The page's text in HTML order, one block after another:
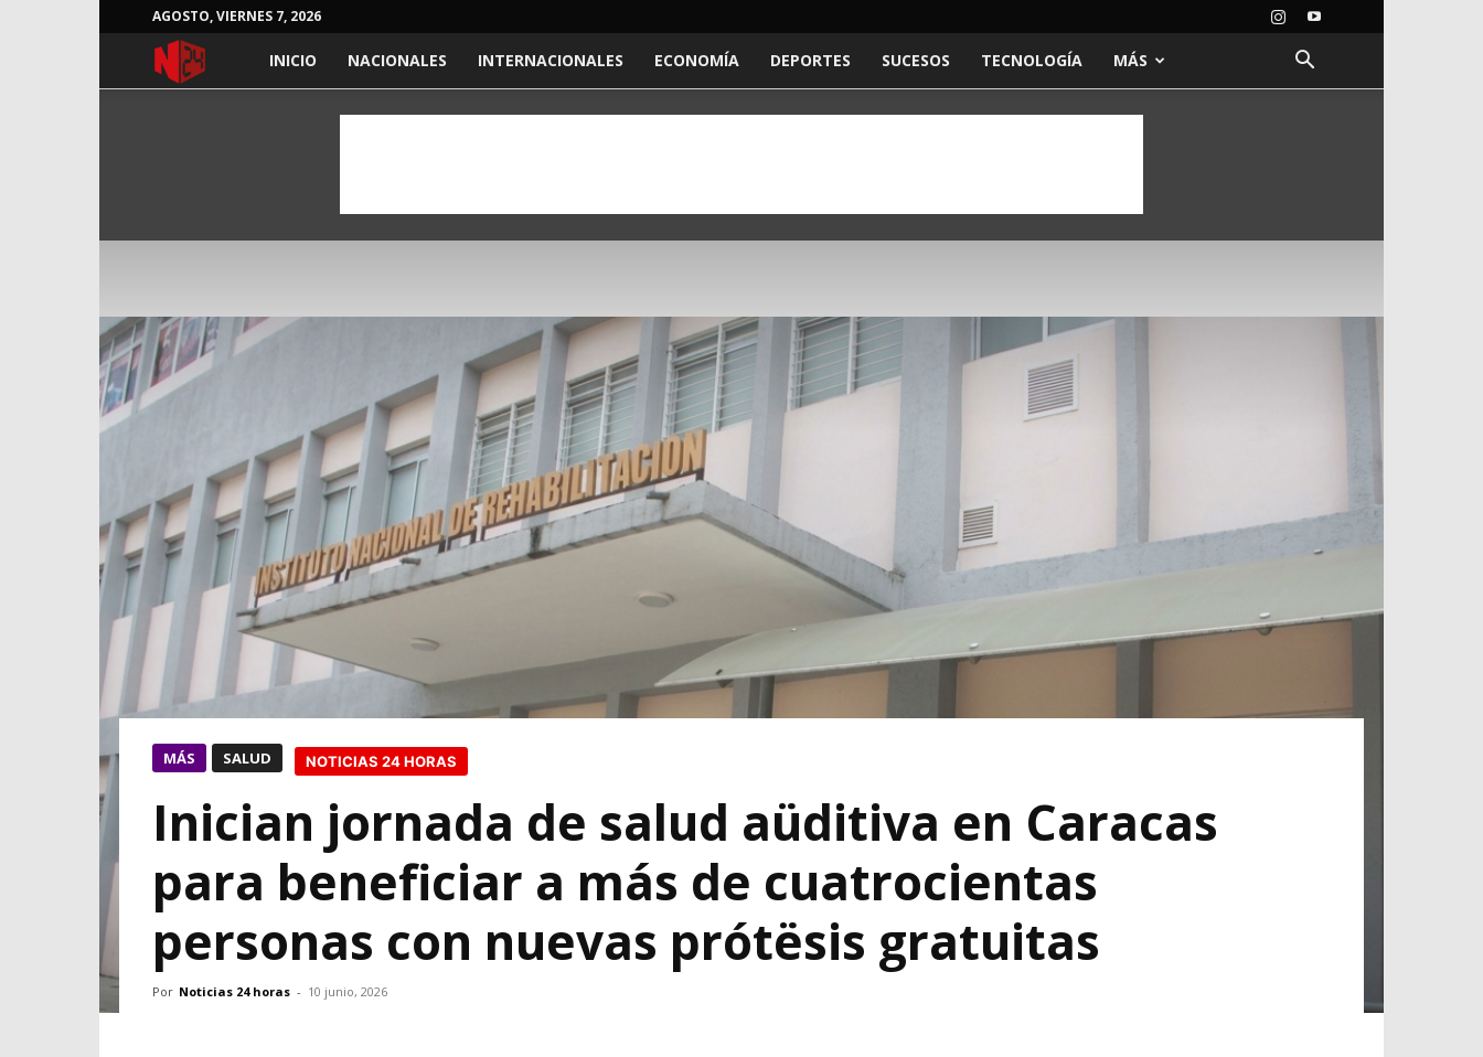
AGOSTO, VIERNES 7, 2026
NOTICIASINICIO NACIONALES INTERNACIONALES ECONOMÍA DEPORTES SUCESOS TECNOLOGÍA MÁS
MÁS SALUD NOTICIAS 24 HORAS
Inician jornada de salud aüditiva en Caracas
para beneficiar a más de cuatrocientas
personas con nuevas prótësis gratuitas
Por Noticias 24 horas - 10 junio, 2026